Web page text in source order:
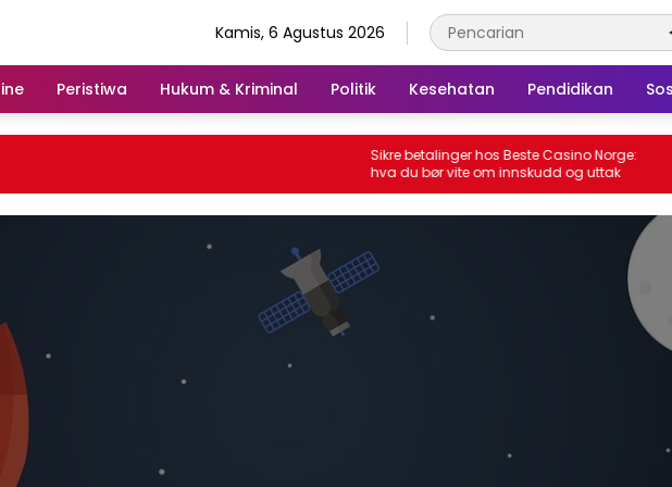
Kamis, 6 Agustus 2026
Peristiwa Hukum & Kriminal Politik Kesehatan Pendidikan
Sikre betalinger hos Beste Casino Norge:
hva du bør vite om innskudd og uttak